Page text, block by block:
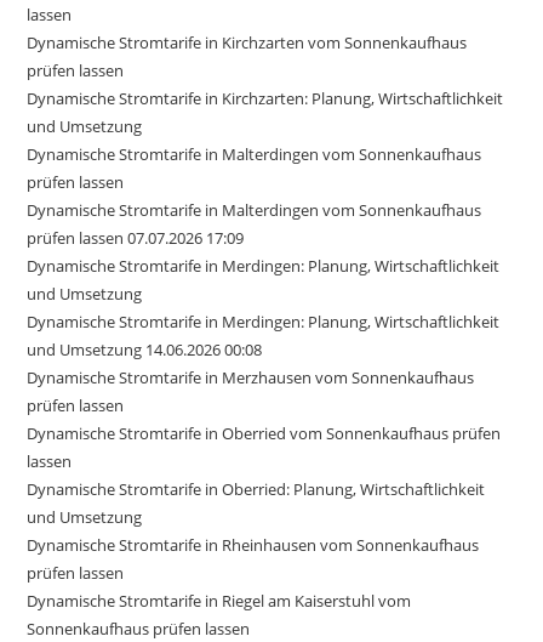
lassen
Dynamische Stromtarife in Kirchzarten vom Sonnenkaufhaus
prüfen lassen
Dynamische Stromtarife in Kirchzarten: Planung, Wirtschaftlichkeit
und Umsetzung
Dynamische Stromtarife in Malterdingen vom Sonnenkaufhaus
prüfen lassen
Dynamische Stromtarife in Malterdingen vom Sonnenkaufhaus
prüfen lassen 07.07.2026 17:09
Dynamische Stromtarife in Merdingen: Planung, Wirtschaftlichkeit
und Umsetzung
Dynamische Stromtarife in Merdingen: Planung, Wirtschaftlichkeit
und Umsetzung 14.06.2026 00:08
Dynamische Stromtarife in Merzhausen vom Sonnenkaufhaus
prüfen lassen
Dynamische Stromtarife in Oberried vom Sonnenkaufhaus prüfen
lassen
Dynamische Stromtarife in Oberried: Planung, Wirtschaftlichkeit
und Umsetzung
Dynamische Stromtarife in Rheinhausen vom Sonnenkaufhaus
prüfen lassen
Dynamische Stromtarife in Riegel am Kaiserstuhl vom
Sonnenkaufhaus prüfen lassen